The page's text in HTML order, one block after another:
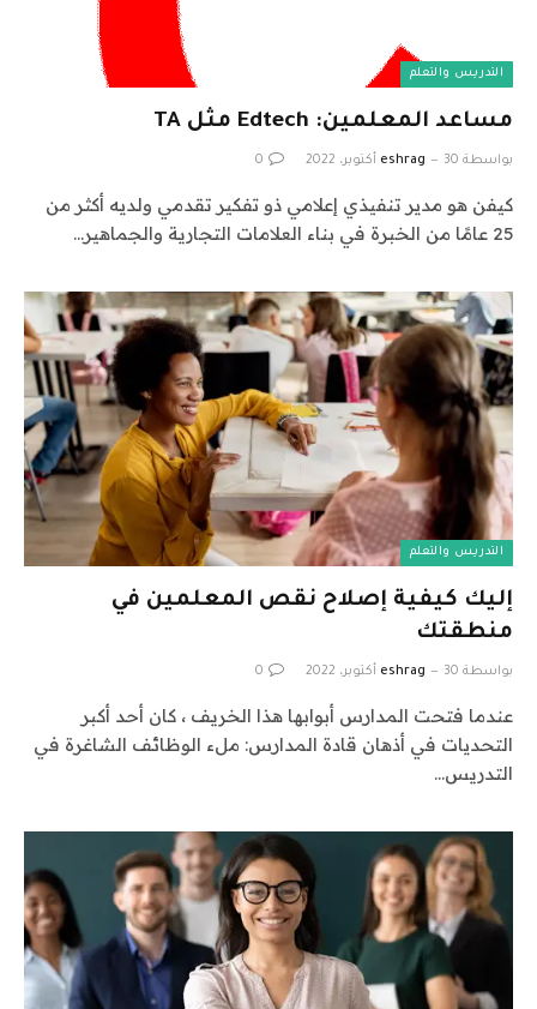
التدريس والتعلم
مساعد المعلمين: Edtech مثل TA
بواسطة eshrag 30 أكتوبر، 2022 0
كيفن هو مدير تنفيذي إعلامي ذو تفكير تقدمي ولديه أكثر من
25 عامًا من الخبرة في بناء العلامات التجارية والجماهير…
التدريس والتعلم
إليك كيفية إصلاح نقص المعلمين في
منطقتك
بواسطة eshrag 30 أكتوبر، 2022 0
عندما فتحت المدارس أبوابها هذا الخريف ، كان أحد أكبر
التحديات في أذهان قادة المدارس: ملء الوظائف الشاغرة في
التدريس…